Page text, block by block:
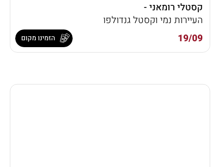
19/09
קסטלי רומאני -
העיירות נמי וקסטל גנדולפו
הזמינו מקום